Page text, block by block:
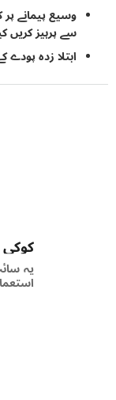
وسیع پیمانے پر کام
سے پرہیز کریں
ابتلا زدہ پودے کے
کوکی سے
یہ سائٹ آپ
استعمال